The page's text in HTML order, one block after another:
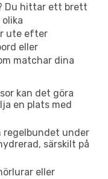
Du hittar ett brett
ute efter
eller
matchar dina
kan det göra
en plats med
regelbundet under
särskilt på
eller